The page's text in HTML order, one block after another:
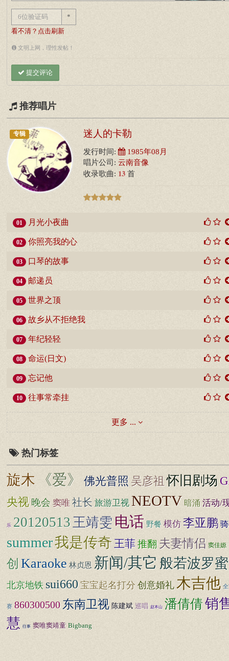
*
看不清？点击刷新
文明上网，理性发帖！
提交评论
推荐唱片
专辑 迷人的卡勒
发行时间: 1985年08月
唱片公司: 云南音像
收录歌曲: 13 首
01 月光小夜曲
02 你照亮我的心
03 口琴的故事
04 邮递员
05 世界之顶
06 故乡从不拒绝我
07 年纪轻轻
08 命运(日文)
09 忘记他
10 往事常牵挂
更多 ...
热门标签
旋木 《爱》 佛光普照 吴彦祖 怀旧剧场
央视 晚会 窦唯 社长 旅游卫视 NEOTV 暗涌 活动/
乐 20120513王靖雯 电话 野餐 模仿 李亚鹏
summer我是传奇王菲推翻 夫妻情侣 窦佳嫄
创 Karaoke 林贞恩 新闻/其它 般若波罗
北京地铁 sui660 宝宝起名打分 创意婚礼 木吉他
赛 860300500 东南卫视 陈建斌 巡唱 赵本山 潘倩倩销
慧 往事 窦唯窦靖童 Bigbang